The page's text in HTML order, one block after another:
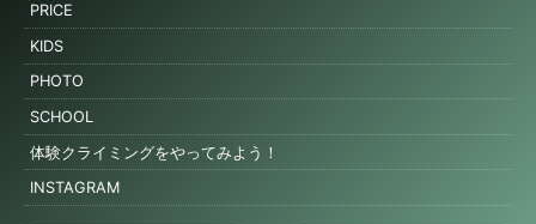
PRICE
KIDS
PHOTO
SCHOOL
体験クライミングをやってみよう！
INSTAGRAM